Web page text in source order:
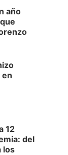
año
en
12
del
los